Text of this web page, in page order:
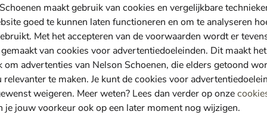
2.0 New Balance 530
maakt gebruik van cookies en vergelijkbare
goed te kunnen laten functioneren en om te analyseren
Met het accepteren van de voorwaarden wordt er
van cookies voor advertentiedoeleinden. Dit maakt het
om advertenties van Nelson Schoenen, die elders getoond
relevanter te maken. Je kunt de cookies voor
weigeren. Meer weten? Lees dan verder op onze
je jouw voorkeur ook op een later moment nog wijzigen.